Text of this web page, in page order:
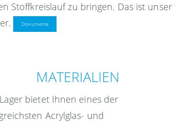
Stoffkreislauf zu bringen. Das ist unser
Dokumente
MATERIALIEN
bietet Ihnen eines der
Acrylglas- und